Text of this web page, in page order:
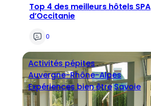
Top 4 des meilleurs hôtels SPA
d’Occitanie
0
Activités pépites
Auvergne-Rhône-Alpes
Expériences bien êtreSavoie